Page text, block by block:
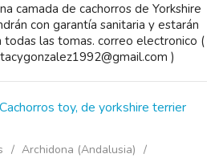
camada de cachorros de Yorkshire
con garantía sanitaria y estarán
todas las tomas. correo electronico (
)
toy, de yorkshire terrier
Archidona (Andalusia)